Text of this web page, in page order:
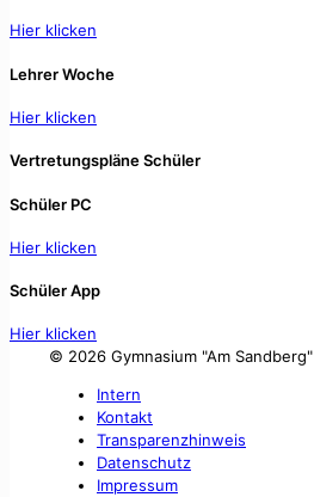
Hier klicken
Lehrer Woche
Hier klicken
Vertretungspläne Schüler
Schüler PC
Hier klicken
Schüler App
Hier klicken
© 2026 Gymnasium "Am Sandberg"
Intern
Kontakt
Transparenzhinweis
Datenschutz
Impressum